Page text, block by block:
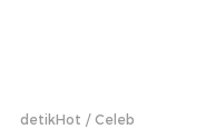
detikHot Celeb